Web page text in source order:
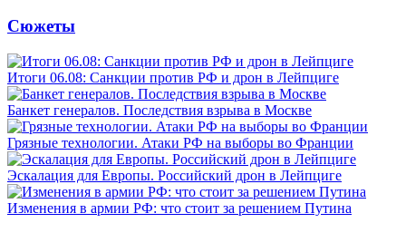
Сюжеты
Итоги 06.08: Санкции против РФ и дрон в Лейпциге
Банкет генералов. Последствия взрыва в Москве
Грязные технологии. Атаки РФ на выборы во Франции
Эскалация для Европы. Российский дрон в Лейпциге
Изменения в армии РФ: что стоит за решением Путина